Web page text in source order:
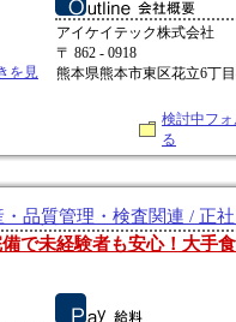
を見
アイケイテック株式会社
〒 862 - 0918
熊本県熊本市東区花立6丁
検討中フ
る
品質管理・検査関連 / 正社
で未経験者も安心！大手